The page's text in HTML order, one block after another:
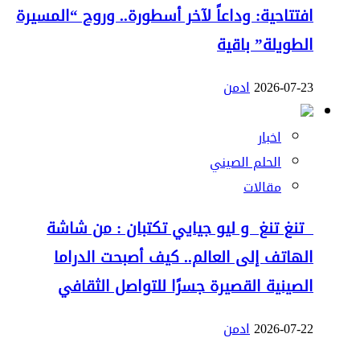
افتتاحية: وداعاً لآخر أسطورة.. وروح “المسيرة
الطويلة” باقية
2026-07-23ادمن
اخبار
الحلم الصيني
مقالات
تنغ تنغ و ليو جيايي تكتبان : من شاشة
الهاتف إلى العالم.. كيف أصبحت الدراما
الصينية القصيرة جسرًا للتواصل الثقافي
2026-07-22ادمن